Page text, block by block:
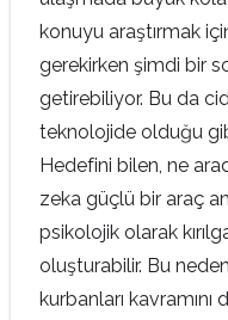
konuyu araştırmak
gerekirken şimdi bir
getirebiliyor. Bu da
teknolojide olduğu
Hedefini bilen, ne
zeka güçlü bir araç
psikolojik olarak
oluşturabilir. Bu
kurbanları kavramını